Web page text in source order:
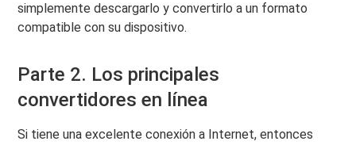
simplemente descargarlo y convertirlo a un formato
compatible con su dispositivo.
Parte 2. Los principales
convertidores en línea
Si tiene una excelente conexión a Internet, entonces